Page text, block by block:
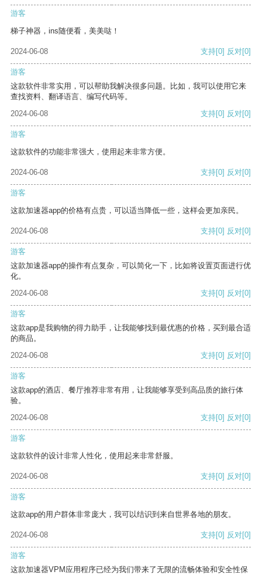
游客
梯子神器，ins随便看，美美哒！
2024-06-08 支持[0] 反对[0]
游客
这款软件非常实用，可以帮助我解决很多问题。比如，我可以使用它来
查找资料、翻译语言、编写代码等。
2024-06-08
支持[0] 反对[0]
游客
这款软件的功能非常强大，使用起来非常方便。
2024-06-08 支持[0] 反对[0]
游客
这款加速器app的价格有点贵，可以适当降低一些，这样会更加亲民。
2024-06-08 支持[0] 反对[0]
游客
这款加速器app的操作有点复杂，可以简化一下，比如将设置页面进行优
化。
2024-06-08
支持[0] 反对[0]
游客
这款app是我购物的得力助手，让我能够找到最优惠的价格，买到最合适
的商品。
2024-06-08
支持[0] 反对[0]
游客
这款app的酒店、餐厅推荐非常有用，让我能够享受到高品质的旅行体
验。
2024-06-08
支持[0] 反对[0]
游客
这款软件的设计非常人性化，使用起来非常舒服。
2024-06-08 支持[0] 反对[0]
游客
这款app的用户群体非常庞大，我可以结识到来自世界各地的朋友。
2024-06-08 支持[0] 反对[0]
游客
这款加速器VPM应用程序已经为我们带来了无限的流畅体验和安全性保